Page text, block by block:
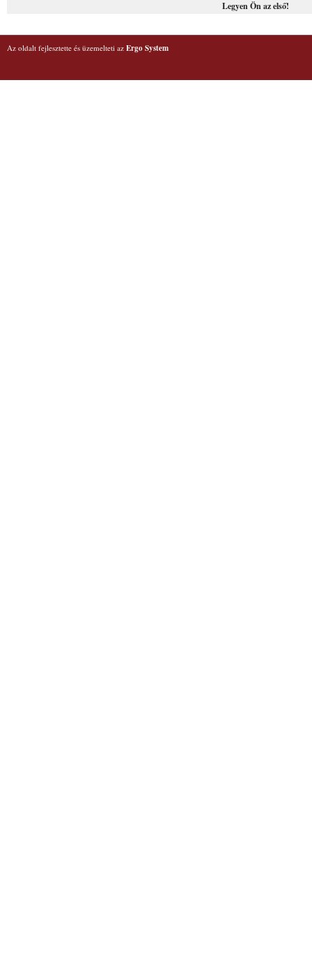
Legyen Ön az első!
Az oldalt fejlesztette és üzemelteti az Ergo System